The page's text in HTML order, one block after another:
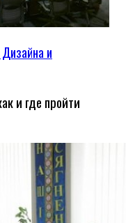
и
и где пройти